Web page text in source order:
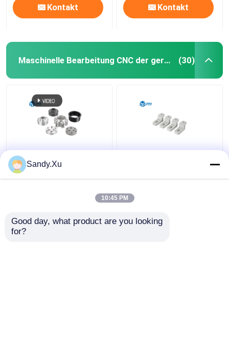
Kontakt Kontakt
Maschinelle Bearbeitung CNC der geringen Lautstärke (30)
JYH Lieferant für CNC-
Bearbeitung mit
Bearbeitung
Sandy.Xu
10:45 PM
Good day, what product are you looking
for?